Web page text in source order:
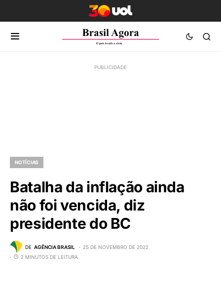
NOTÍCIAS
Batalha da inflação ainda
não foi vencida, diz
presidente do BC
DE AGÊNCIA BRASIL
25 DE NOVEMBRO DE 2022
2 MINUTOS DE LEITURA